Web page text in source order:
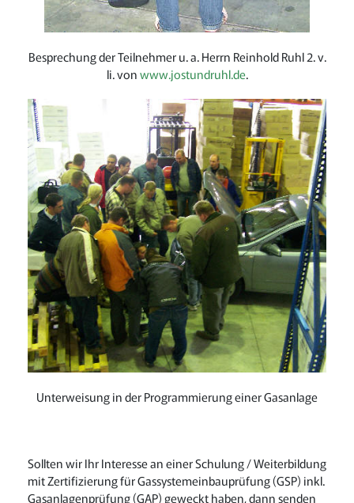
Besprechung der Teilnehmer u. a. Herrn Reinhold Ruhl 2. v.
li. vonwww.jostundruhl.de.
Unterweisung in der Programmierung einer Gasanlage
Sollten wir Ihr Interesse an einer Schulung / Weiterbildung
mit Zertifizierung für Gassystemeinbauprüfung (GSP) inkl.
Gasanlagenprüfung (GAP) geweckt haben, dann senden